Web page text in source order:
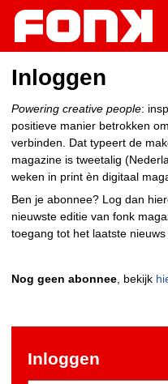
Inloggen
Powering creative people:
positieve manier betrokken
verbinden. Dat typeert de
magazine is tweetalig
weken in print èn digitaal
Ben je abonnee? Log dan
nieuwste editie van fonk
toegang tot het laatste
Nog geen abonnee , bekijk
Inloggen